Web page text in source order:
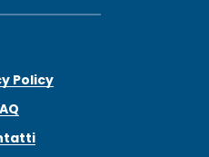
Policy